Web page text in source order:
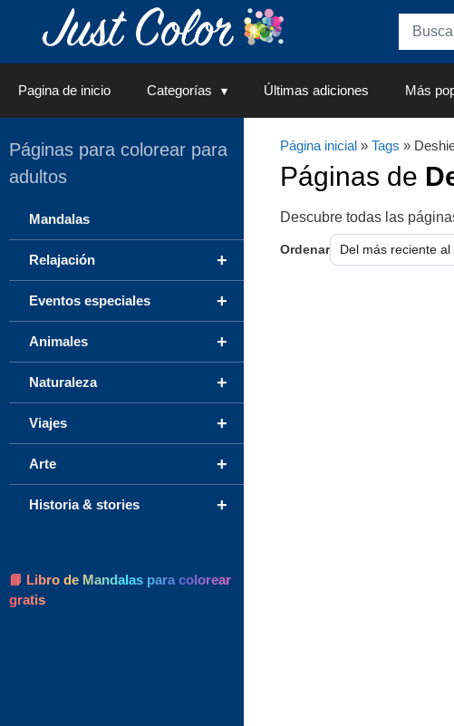
Pagina de inicio Categorías Últimas adiciones Más
Página inicial» Tags »
Páginas de
Descubre todas las
Ordenar
Páginas para colorear para
adultos
Mandalas
+
Relajación
+
Eventos especiales
+
Animales
+
Naturaleza
+
Viajes
+
Arte
+
Historia & stories
📘 Libro de Mandalas para colorear
gratis